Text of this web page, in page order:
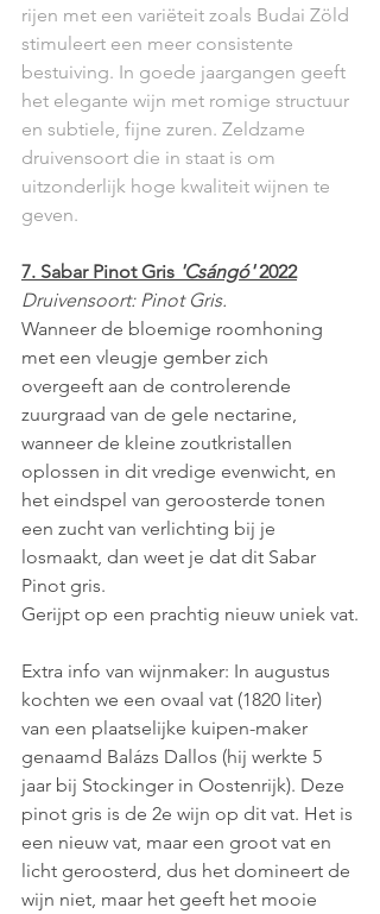
rijen met een variëteit zoals Budai Zöld
stimuleert een meer consistente
bestuiving. In goede jaargangen geeft
het elegante wijn met romige structuur
en subtiele, fijne zuren. Zeldzame
druivensoort die in staat is om
uitzonderlijk hoge kwaliteit wijnen te
geven.
7. Sabar Pinot Gris 'Csángó' 2022
Druivensoort: Pinot Gris.
Wanneer de bloemige roomhoning
met een vleugje gember zich
overgeeft aan de controlerende
zuurgraad van de gele nectarine,
wanneer de kleine zoutkristallen
oplossen in dit vredige evenwicht, en
het eindspel van geroosterde tonen
een zucht van verlichting bij je
losmaakt, dan weet je dat dit Sabar
Pinot gris.
Gerijpt op een prachtig nieuw uniek vat.
Extra info van wijnmaker: In augustus
kochten we een ovaal vat (1820 liter)
van een plaatselijke kuipen-maker
genaamd Balázs Dallos (hij werkte 5
jaar bij Stockinger in Oostenrijk). Deze
pinot gris is de 2e wijn op dit vat. Het is
een nieuw vat, maar een groot vat en
licht geroosterd, dus het domineert de
wijn niet, maar het geeft het mooie